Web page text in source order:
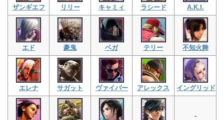
ザンギエフ リリー キャミィ ラシード A.K.I.
エド 豪鬼 ベガ テリー 不知火舞
エレナ サガット ヴァイパー アレックス イングリッド
-